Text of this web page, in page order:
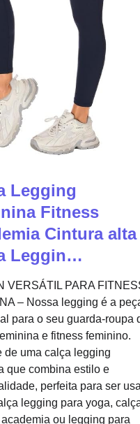
Legging
Fitness
Cintura alta
Leggin…
VERSÁTIL PARA
– Nossa legging é a
para o seu guarda-roupa
e fitness feminino.
de uma calça legging
que combina estilo e
perfeita para ser
legging para yoga,
academia ou legging para